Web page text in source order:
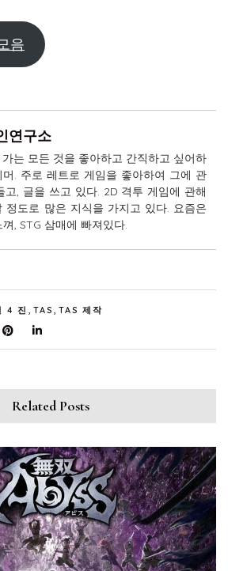
음
연구소
가는 모든 것을 좋아하고 간직하고 싶어하
머. 주로 레트로 게임을 좋아하여 그에 관
고, 글을 쓰고 있다. 2D 격투 게임에 관해
정도로 많은 지식을 가지고 있다. 요즘은
, STG 삼매에 빠져있다.
4 진 TAS TAS 제작
Related Posts